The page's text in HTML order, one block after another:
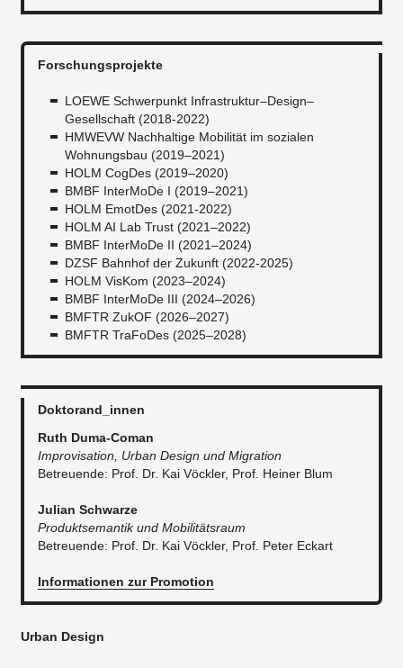
Forschungsprojekte
LOEWE Schwerpunkt Infrastruktur–Design–
Gesellschaft (2018-2022)
HMWEVW Nachhaltige Mobilität im sozialen
Wohnungsbau (2019–2021)
HOLM CogDes (2019–2020)
BMBF InterMoDe I (2019–2021)
HOLM EmotDes (2021-2022)
HOLM AI Lab Trust (2021–2022)
BMBF InterMoDe II (2021–2024)
DZSF Bahnhof der Zukunft (2022-2025)
HOLM VisKom (2023–2024)
BMBF InterMoDe III (2024–2026)
BMFTR ZukOF (2026–2027)
BMFTR TraFoDes (2025–2028)
Doktorand_innen
Ruth Duma-Coman
Improvisation, Urban Design und Migration
Betreuende: Prof. Dr. Kai Vöckler, Prof. Heiner Blum
Julian Schwarze
Produktsemantik und Mobilitätsraum
Betreuende: Prof. Dr. Kai Vöckler, Prof. Peter Eckart
Informationen zur Promotion
Urban Design